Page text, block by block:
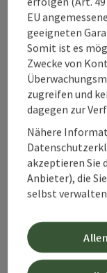
+43 50 360 360
Instagram
EU
geeigneten
Somit ist es
Zwecke von
zugreifen und
dagegen zur
Nähere
akzeptieren Sie
Anbieter), die
selbst